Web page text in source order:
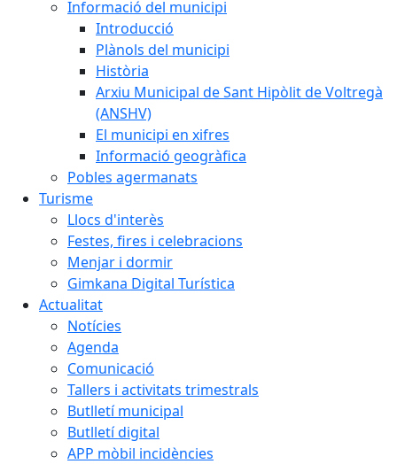
Informació del municipi
Introducció
Plànols del municipi
Història
Arxiu Municipal de Sant Hipòlit de Voltregà
(ANSHV)
El municipi en xifres
Informació geogràfica
Pobles agermanats
Turisme
Llocs d'interès
Festes, fires i celebracions
Menjar i dormir
Gimkana Digital Turística
Actualitat
Notícies
Agenda
Comunicació
Tallers i activitats trimestrals
Butlletí municipal
Butlletí digital
APP mòbil incidències